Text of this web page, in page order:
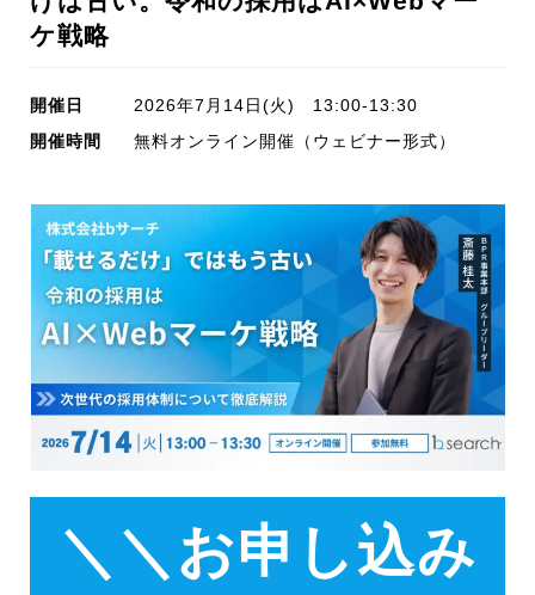
ケ戦略
開催日
2026年7月14日(火) 13:00-13:30
開催時間
無料オンライン開催（ウェビナー形式）
＼＼お申し込み